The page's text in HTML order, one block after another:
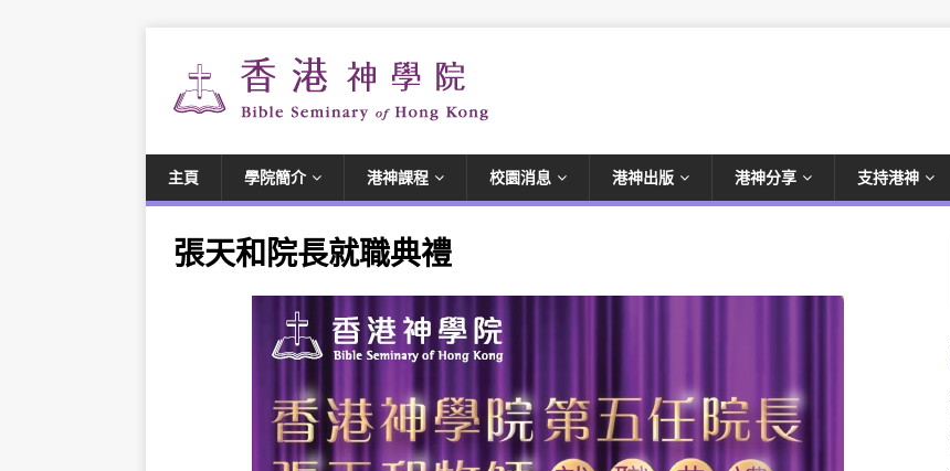
主頁 學院簡介 港神課程 校園消息 港神出版 港神分享 支持港神
張天和院長就職典禮